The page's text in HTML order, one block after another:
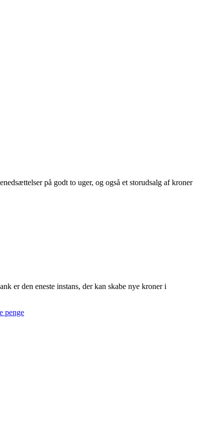
på godt to uger, og også et storudsalg af kroner
er den eneste instans, der kan skabe nye kroner i
penge